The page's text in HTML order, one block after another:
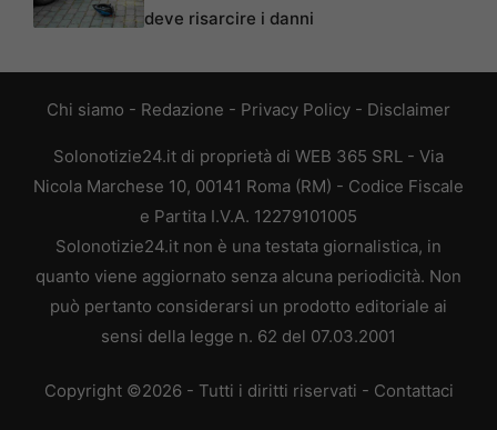
deve risarcire i danni
Chi siamo - Redazione - Privacy Policy - Disclaimer
Solonotizie24.it di proprietà di WEB 365 SRL - Via
Nicola Marchese 10, 00141 Roma (RM) - Codice Fiscale
e Partita I.V.A. 12279101005
Solonotizie24.it non è una testata giornalistica, in
quanto viene aggiornato senza alcuna periodicità. Non
può pertanto considerarsi un prodotto editoriale ai
sensi della legge n. 62 del 07.03.2001
Copyright ©2026 - Tutti i diritti riservati - Contattaci